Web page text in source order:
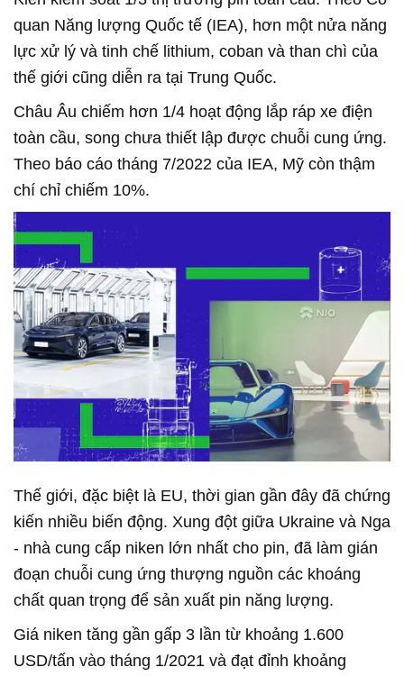
quan Năng lượng Quốc tế (IEA), hơn một nửa năng
lực xử lý và tinh chế lithium, coban và than chì của
thế giới cũng diễn ra tại Trung Quốc.
Châu Âu chiếm hơn 1/4 hoạt động lắp ráp xe điện
toàn cầu, song chưa thiết lập được chuỗi cung ứng.
Theo báo cáo tháng 7/2022 của IEA, Mỹ còn thậm
chí chỉ chiếm 10%.
Thế giới, đặc biệt là EU, thời gian gần đây đã chứng
kiến nhiều biến động. Xung đột giữa Ukraine và Nga
- nhà cung cấp niken lớn nhất cho pin, đã làm gián
đoạn chuỗi cung ứng thượng nguồn các khoáng
chất quan trọng để sản xuất pin năng lượng.
Giá niken tăng gần gấp 3 lần từ khoảng 1.600
USD/tấn vào tháng 1/2021 và đạt đỉnh khoảng